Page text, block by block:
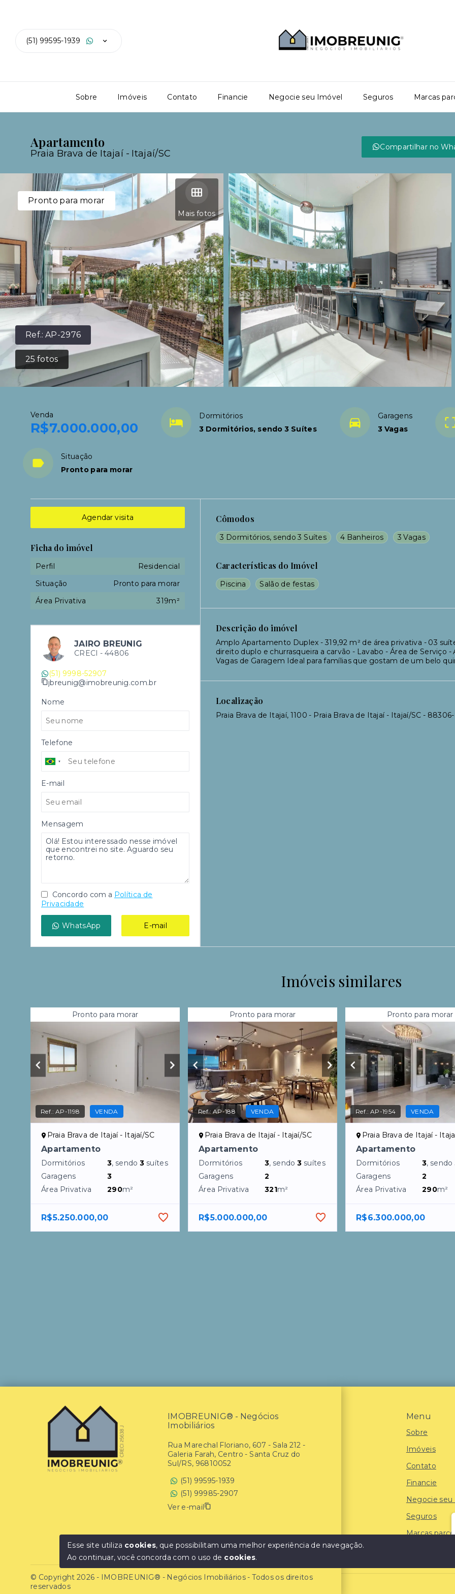
(51) 99595-1939
Sobre Imóveis Contato Financie Negocie seu Imóvel Seguros Marcas
Apartamento
Praia Brava de Itajaí - Itajaí/SC
Compartilhar no
Ref.:AP-2976
25 fotos
Mais fotos
Pronto para morar
Venda
R$7.000.000,00
Dormitórios
3 Dormitórios, sendo 3 Suítes
Garagens
3 Vagas
Situação
Pronto para morar
Cômodos
3 Dormitórios, sendo 3 Suítes 4 Banheiros 3 Vagas
Características do Imóvel
Piscina Salão de festas
Descrição do imóvel
Amplo Apartamento Duplex - 319,92 m² de área privativa - 03
direito duplo e churrasqueira a carvão - Lavabo - Área de Serviço
Vagas de Garagem Ideal para famílias que gostam de um belo
Localização
Praia Brava de Itajaí, 1100 - Praia Brava de Itajaí - Itajaí/SC -
Agendar visita
Ficha do imóvel
Perfil
Residencial
Situação
Pronto para morar
Área Privativa
319m²
JAIRO BREUNIG
CRECI - 44806
(51) 9998-52907
jbreunig@imobreunig.com.br
Nome
Telefone
E-mail
Mensagem
Concordo com a Política de
Privacidade
WhatsApp E-mail
Imóveis similares
Pronto para morar
Ref.:AP-1198 VENDA
Praia Brava de Itajaí - Itajaí/SC
Apartamento
Dormitórios 3, sendo3 suítes
Garagens
3
Área Privativa
290m²
R$5.250.000,00
Pronto para morar
Ref.:AP-188 VENDA
Praia Brava de Itajaí - Itajaí/SC
Apartamento
Dormitórios 3, sendo3 suítes
Garagens
2
Área Privativa
321m²
R$5.000.000,00
Pronto para morar
Ref.:AP-1954 VENDA
Praia Brava de Itajaí -
Apartamento
Dormitórios 3, sendo
Garagens
2
Área Privativa
290m²
R$6.300.000,00
Menu
Sobre
Imóveis
Contato
Financie
Negocie
Seguros
Marcas
IMOBREUNIG® - Negócios
Imobiliários
Rua Marechal Floriano, 607 - Sala 212 -
Galeria Farah, Centro - Santa Cruz do
Sul/RS, 96810052
(51) 99595-1939
(51) 99985-2907
Ver e-mail
© Copyright 2026 - IMOBREUNIG® - Negócios Imobiliários - Todos os direitos
reservados
Esse site utiliza cookies, que possibilitam uma melhor experiência de navegação.
Ao continuar, você concorda com o uso de cookies.